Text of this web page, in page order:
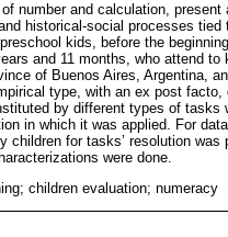
number and calculation,
historical-social processes
kids, before the
and 11 months, who attend
of Buenos Aires, Argentina,
type, with an ex post
by different types of tasks
in which it was applied. For
for tasks’ resolution
were done.
children evaluation; numeracy